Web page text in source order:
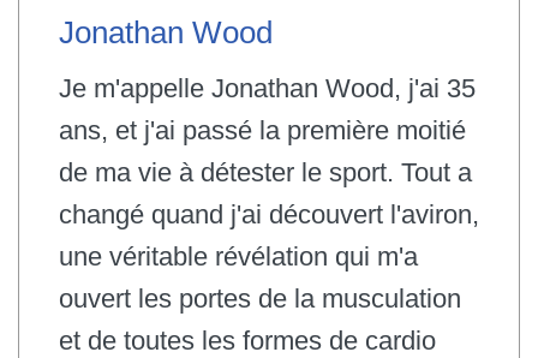
Jonathan Wood
Je m'appelle Jonathan Wood, j'ai 35
ans, et j'ai passé la première moitié
de ma vie à détester le sport. Tout a
changé quand j'ai découvert l'aviron,
une véritable révélation qui m'a
ouvert les portes de la musculation
et de toutes les formes de cardio